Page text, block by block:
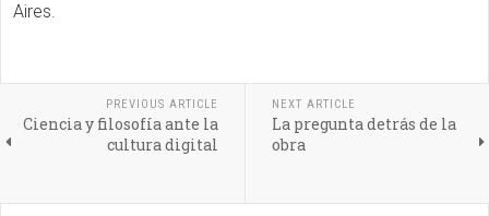
Aires.
PREVIOUS ARTICLE
Ciencia y filosofía ante la
cultura digital
NEXT ARTICLE
La pregunta detrás de la
obra